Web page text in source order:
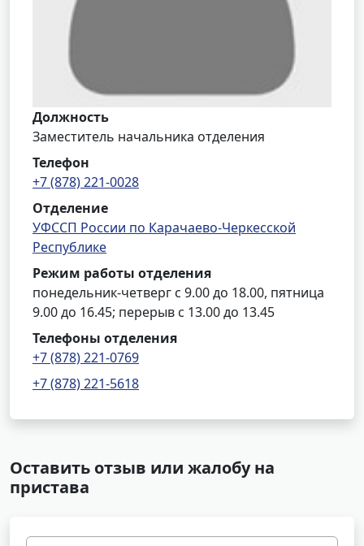
Должность
Заместитель начальника отделения
Телефон
+7 (878) 221-0028
Отделение
УФССП России по Карачаево-Черкесской
Республике
Режим работы отделения
понедельник-четверг с 9.00 до 18.00, пятница
9.00 до 16.45; перерыв с 13.00 до 13.45
Телефоны отделения
+7 (878) 221-0769
+7 (878) 221-5618
Оставить отзыв или жалобу на
пристава